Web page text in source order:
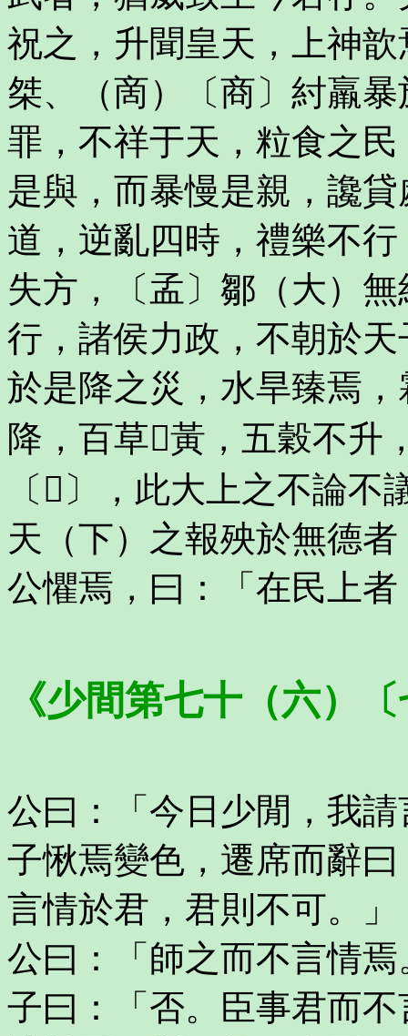
祝之，升聞皇天，上神
桀、（啇）〔商〕紂羸
罪，不祥于天，粒食之
是與，而暴慢是親，讒
道，逆亂四時，禮樂不
失方，〔孟〕鄒（大）
行，諸侯力政，不朝於
於是降之災，水旱臻焉
降，百草𣩙黃，五穀不升
〔𦙼〕，此大上之不論
天（下）之報殃於無德
公懼焉，曰：「在民上
《少間第七十（六）
公曰：「今日少閒，我
子愀焉變色，遷席而辭
言情於君，君則不可。」
公曰：「師之而不言情
子曰：「否。臣事君而